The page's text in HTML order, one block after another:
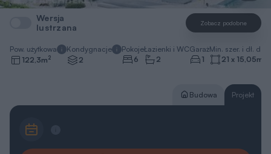
Wersja
lustrzana
Zobacz podobne
Pow. użytkowa
122,3m2
Kondygnacje
2
Pokoje
6
Łazienki i WC
2
Garaż
1
Min. szer. i dł.
21 x 15,05m
Budowa Projekt